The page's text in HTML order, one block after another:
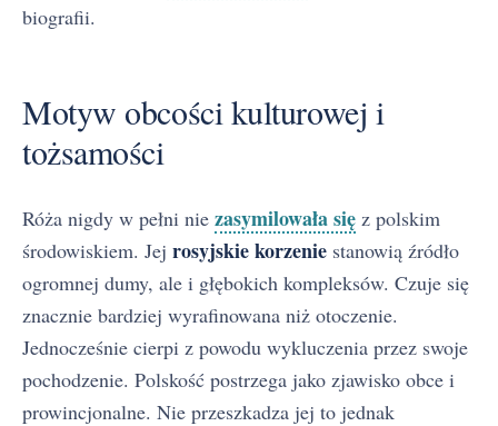
biografii.
Motyw obcości kulturowej i
tożsamości
Róża nigdy w pełni nie zasymilowała się z polskim
środowiskiem. Jej rosyjskie korzenie stanowią źródło
ogromnej dumy, ale i głębokich kompleksów. Czuje się
znacznie bardziej wyrafinowana niż otoczenie.
Jednocześnie cierpi z powodu wykluczenia przez swoje
pochodzenie. Polskość postrzega jako zjawisko obce i
prowincjonalne. Nie przeszkadza jej to jednak